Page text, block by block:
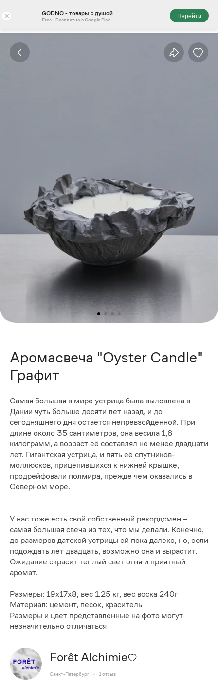
× GODNO - товары с душой
Free - Бесплатно в Google Play
Перейти
Аромасвеча "Oyster Candle"
Графит
Самая большая в мире устрица была выловлена в
Дании чуть больше десяти лет назад, и до
сегодняшнего дня остается непревзойденной. При
длине около 35 сантиметров, она весила 1,6
килограмм, а возраст её составлял не менее двадцати
лет. Гигантская устрица, и пять её спутников-
моллюсков, прицепившихся к нижней крышке,
продрейфовали полмира, прежде чем оказались в
Северном море.
У нас тоже есть свой собственный рекордсмен –
самая большая свеча из тех, что мы делали. Конечно,
до размеров датской устрицы ей пока далеко, но, если
подождать лет двадцать, возможно она и вырастит.
Ожидание скрасит теплый свет огня и приятный
аромат.
Размеры: 19x17x8, вес 1.25 кг, вес воска 240г
Материал: цемент, песок, краситель
Размеры и цвет представленные на фото могут
незначительно отличаться
Forêt Alchimie
Санкт-Петербург 1 отзыв